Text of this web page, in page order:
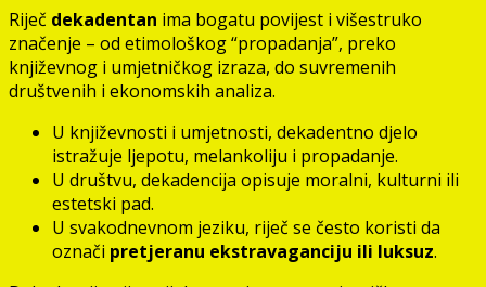
Riječ dekadentan ima bogatu povijest i višestruko
značenje – od etimološkog “propadanja”, preko
književnog i umjetničkog izraza, do suvremenih
društvenih i ekonomskih analiza.
U književnosti i umjetnosti, dekadentno djelo
istražuje ljepotu, melankoliju i propadanje.
U društvu, dekadencija opisuje moralni, kulturni ili
estetski pad.
U svakodnevnom jeziku, riječ se često koristi da
označi pretjeranu ekstravaganciju ili luksuz.